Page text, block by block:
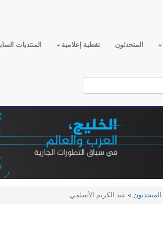
المتحدثون تغطية إعلامية المنتديات
المتحدثون » عبد الكريم الأسلمي